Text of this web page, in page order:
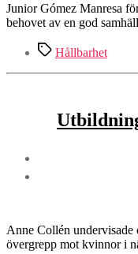
Junior Gómez Manresa
behovet av en god
Etiketter
Hållbarhet
Anne Collén
övergrepp mot kvinnor i